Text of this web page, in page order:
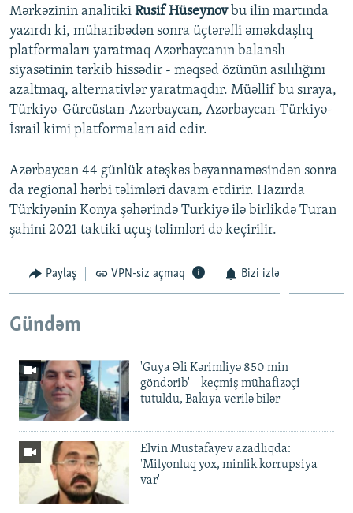
Mərkəzinin analitiki Rusif Hüseynovbu ilin martında
yazırdı ki, müharibədən sonra üçtərəfli əməkdaşlıq
platformaları yaratmaq Azərbaycanın balanslı
siyasətinin tərkib hissədir - məqsəd özünün asılılığını
azaltmaq, alternativlər yaratmaqdır. Müəllif bu sıraya,
Türkiyə-Gürcüstan-Azərbaycan, Azərbaycan-Türkiyə-
İsrail kimi platformaları aid edir.
Azərbaycan 44 günlük atəşkəs bəyannaməsindən sonra
da regional hərbi təlimləri davam etdirir. Hazırda
Türkiyənin Konya şəhərində Turkiyə ilə birlikdə Turan
şahini 2021 taktiki uçuş təlimləri də keçirilir.
Paylaş VPN-siz açmaq Bizi izlə
Gündəm
'Guya Əli Kərimliyə 850 min
göndərib' – keçmiş mühafizəçi
tutuldu, Bakıya verilə bilər
Elvin Mustafayev azadlıqda:
'Milyonluq yox, minlik korrupsiya
var'